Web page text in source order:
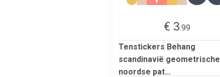
€ 3.99
Tenstickers Behang
scandinavië geometrische
noordse pat...